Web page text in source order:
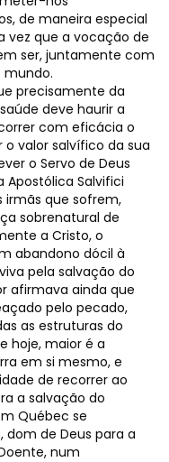
de maneira especial
vez que a vocação de
ser, juntamente com
mundo.
precisamente da
deve haurir a
com eficácia o
valor salvífico da sua
o Servo de Deus
Apostólica Salvifici
irmãs que sofrem,
sobrenatural de
a Cristo, o
abandono dócil à
pela salvação do
afirmava ainda que
pelo pecado,
as estruturas do
hoje, maior é a
em si mesmo, e
de recorrer ao
a salvação do
Québec se
dom de Deus para a
num